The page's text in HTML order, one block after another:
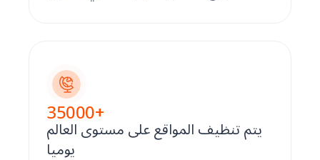
35000+
يتم تنظيف المواقع على مستوى العالم
يوميا